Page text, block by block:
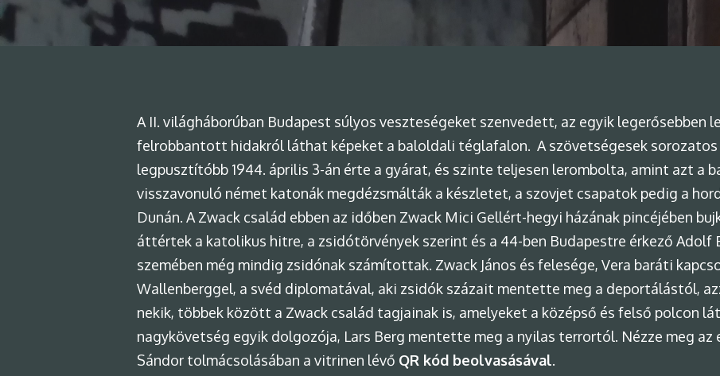
A II. világháborúban Budapest súlyos veszteségeket szenvedett, az egyik legerősebben
felrobbantott hidakról láthat képeket a baloldali téglafalon. A szövetségesek
legpusztítóbb 1944. április 3-án érte a gyárat, és szinte teljesen lerombolta, amint azt a
visszavonuló német katonák megdézsmálták a készletet, a szovjet csapatok pedig a
Dunán. A Zwack család ebben az időben Zwack Mici Gellért-hegyi házának pincéjében
áttértek a katolikus hitre, a zsidótörvények szerint és a 44-ben Budapestre érkező Adolf
szemében még mindig zsidónak számítottak. Zwack János és felesége, Vera baráti
Wallenberggel, a svéd diplomatával, aki zsidók százait mentette meg a deportálástól,
nekik, többek között a Zwack család tagjainak is, amelyeket a középső és felső polcon
nagykövetség egyik dolgozója, Lars Berg mentette meg a nyilas terrortól. Nézze meg
Sándor tolmácsolásában a vitrinen lévő QR kód beolvasásával.